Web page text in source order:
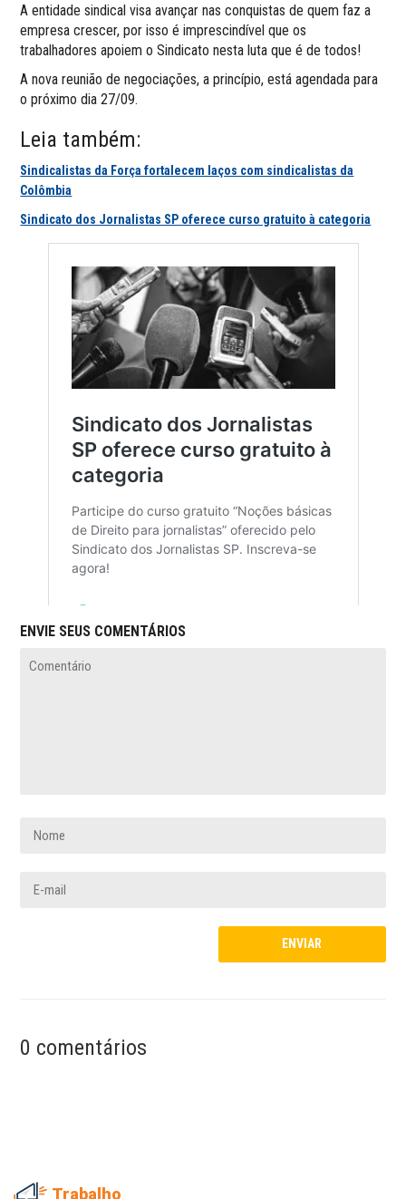
A entidade sindical visa avançar nas conquistas de quem faz a
empresa crescer, por isso é imprescindível que os
trabalhadores apoiem o Sindicato nesta luta que é de todos!
A nova reunião de negociações, a princípio, está agendada para
o próximo dia 27/09.
Leia também:
Sindicalistas da Força fortalecem laços com sindicalistas da
Colômbia
Sindicato dos Jornalistas SP oferece curso gratuito à categoria
ENVIE SEUS COMENTÁRIOS
0 comentários
Trabalho